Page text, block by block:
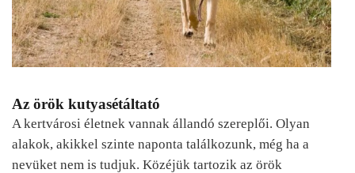
Az örök kutyasétáltató
A kertvárosi életnek vannak állandó szereplői. Olyan
alakok, akikkel szinte naponta találkozunk, még ha a
nevüket nem is tudjuk. Közéjük tartozik az örök